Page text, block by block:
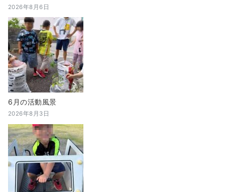
2026年8月6日
6月の活動風景
2026年8月3日